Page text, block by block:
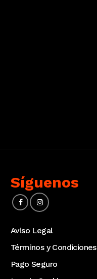
Síguenos
Aviso Legal
Términos y Condiciones
Pago Seguro